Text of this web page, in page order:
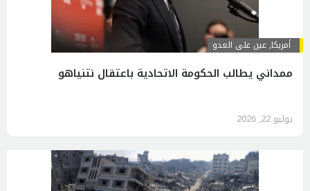
أمريكا,عين على العدو
ممداني يطالب الحكومة الاتحادية باعتقال نتنياهو
يوليو 22, 2026